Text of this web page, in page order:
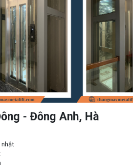
- Đông Anh, Hà
nhật